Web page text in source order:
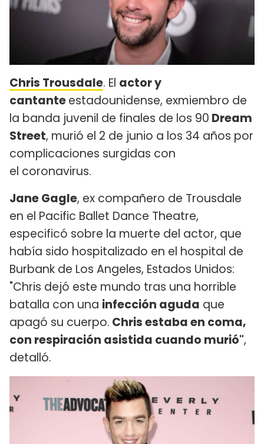
Chris Trousdale. El actor y
cantanteestadounidense, exmiembro de
la banda juvenil de finales de los 90 Dream
Street, murió el 2 de junio a los 34 años por
complicaciones surgidas con
el coronavirus.
Jane Gagle, ex compañero de Trousdale
en el Pacific Ballet Dance Theatre,
especificó sobre la muerte del actor, que
había sido hospitalizado en el hospital de
Burbank de Los Angeles, Estados Unidos:
"Chris dejó este mundo tras una horrible
batalla con una infección aguda que
apagó su cuerpo. Chris estaba en coma,
con respiración asistida cuando murió",
detalló.